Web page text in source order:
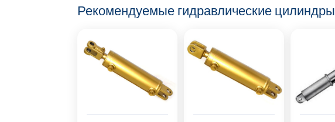
Рекомендуемые гидравлические цилиндры